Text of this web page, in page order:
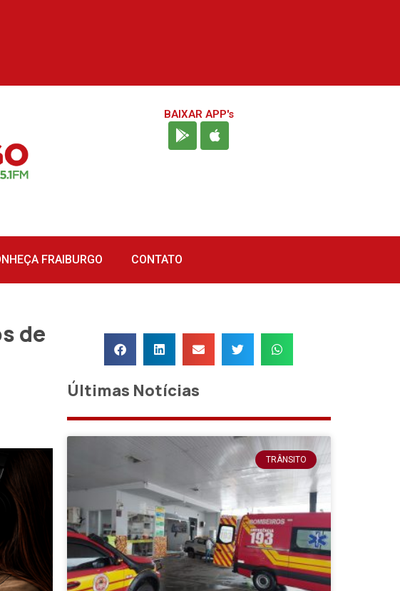
BAIXAR APP's
FRAIBURGO CONTATO
de
Últimas Notícias
TRÂNSITO